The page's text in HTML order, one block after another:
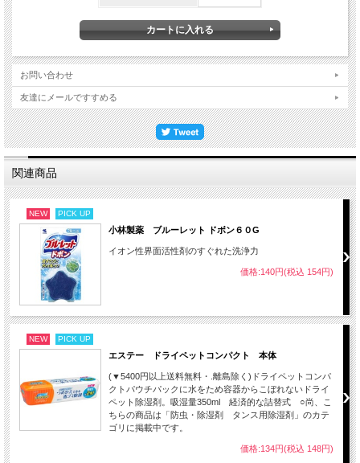
お問い合わせ
友達にメールですすめる
関連商品
NEW PICK UP
小林製薬 ブルーレット ドボン６０G
イオン性界面活性剤のすぐれた洗浄力
価格:140円(税込 154円)
NEW PICK UP
エステー ドライペットコンパクト 本体
(▼5400円以上送料無料・.離島除く)ドライペットコンパ
クトパウチパックに水をため容器からこぼれないドライ
ペット除湿剤。吸湿量350ml 経済的な詰替式 ○尚、こ
ちらの商品は「防虫・除湿剤 タンス用除湿剤」のカテ
ゴリに掲載中です。
価格:134円(税込 148円)